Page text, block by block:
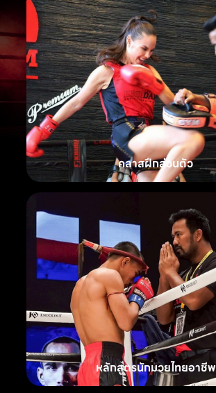
คลาสฝึกส่วนตัว
หลักสูตรนักมวยไทยอาชีพ